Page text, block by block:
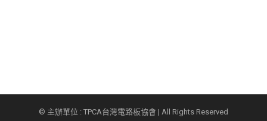
© 主辦單位 : TPCA台灣電路板協會 | All Rights Reserved